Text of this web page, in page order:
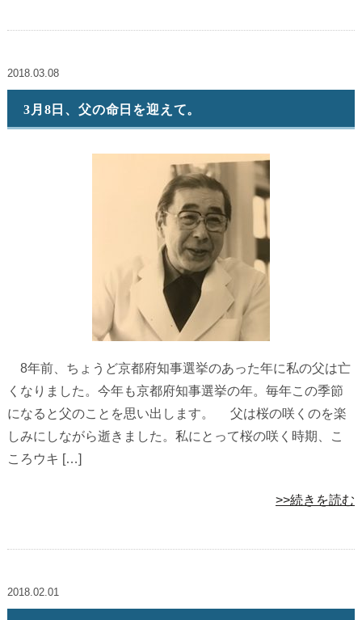
2018.03.08
3月8日、父の命日を迎えて。
8年前、ちょうど京都府知事選挙のあった年に私の父は亡
くなりました。今年も京都府知事選挙の年。毎年この季節
になると父のことを思い出します。 父は桜の咲くのを楽
しみにしながら逝きました。私にとって桜の咲く時期、こ
ころウキ […]
>>続きを読む
2018.02.01